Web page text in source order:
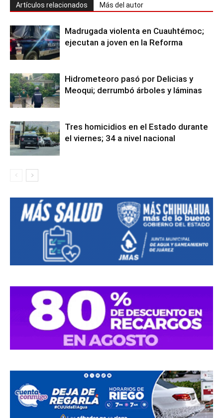
Artículos relacionados Más del autor
Madrugada violenta en Cuauhtémoc;
ejecutan a joven en la Reforma
Hidrometeoro pasó por Delicias y
Meoqui; derrumbó árboles y láminas
Tres homicidios en el Estado durante
el viernes; 34 a nivel nacional